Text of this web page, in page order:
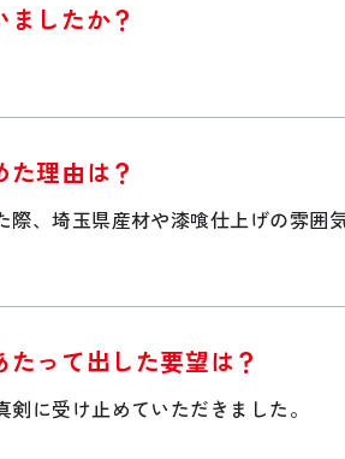
したか？
理由は？
、埼玉県産材や漆喰仕上げの雰囲
って出した要望は？
に受け止めていただきました。